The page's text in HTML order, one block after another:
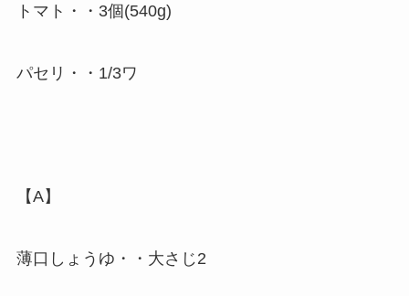
トマト・・3個(540g)
パセリ・・1/3ワ
【A】
薄口しょうゆ・・大さじ2